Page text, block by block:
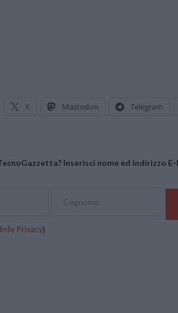
X Mastodon Telegram
Inserisci nome ed indirizzo
Info Privacy)